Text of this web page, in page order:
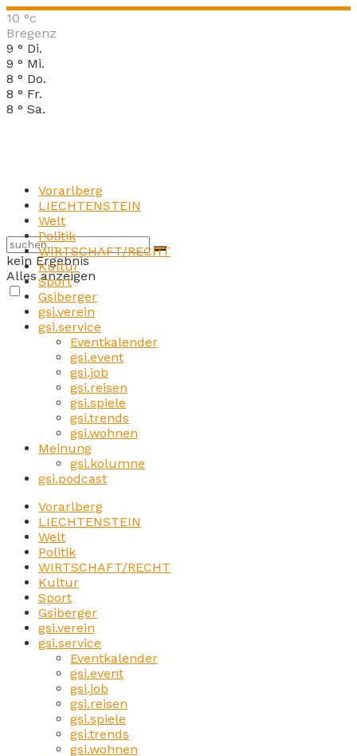
10 °c
Bregenz
9 ° Di.
9 ° Mi.
8 ° Do.
8 ° Fr.
8 ° Sa.
kein Ergebnis
Alles anzeigen
Vorarlberg
LIECHTENSTEIN
Welt
Politik
WIRTSCHAFT/RECHT
Kultur
Sport
Gsiberger
gsi.verein
gsi.service
Eventkalender
gsi.event
gsi.job
gsi.reisen
gsi.spiele
gsi.trends
gsi.wohnen
Meinung
gsi.kolumne
gsi.podcast
Vorarlberg
LIECHTENSTEIN
Welt
Politik
WIRTSCHAFT/RECHT
Kultur
Sport
Gsiberger
gsi.verein
gsi.service
Eventkalender
gsi.event
gsi.job
gsi.reisen
gsi.spiele
gsi.trends
gsi.wohnen